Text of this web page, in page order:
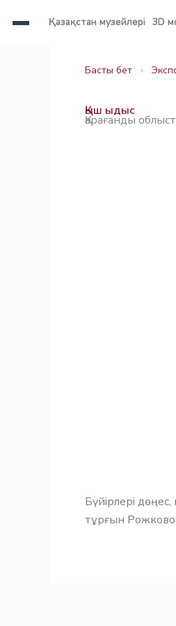
Қазақстан музейлері 3D
Қазақстан музейлері 3D
Басты бет ›
Қыш ыдыс
Қарағанды
Бүйірлері
тұрғын